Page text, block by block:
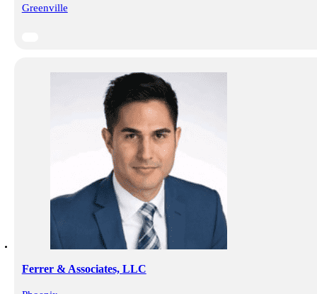
Greenville
Ferrer & Associates, LLC